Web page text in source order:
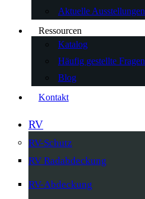
Aktuelle Ausstellungen
Ressourcen
Katalog
Häufig gestellte Fragen
Blog
Kontakt
RV
RV-Schutz
RV Radabdeckung
RV-Abdeckung